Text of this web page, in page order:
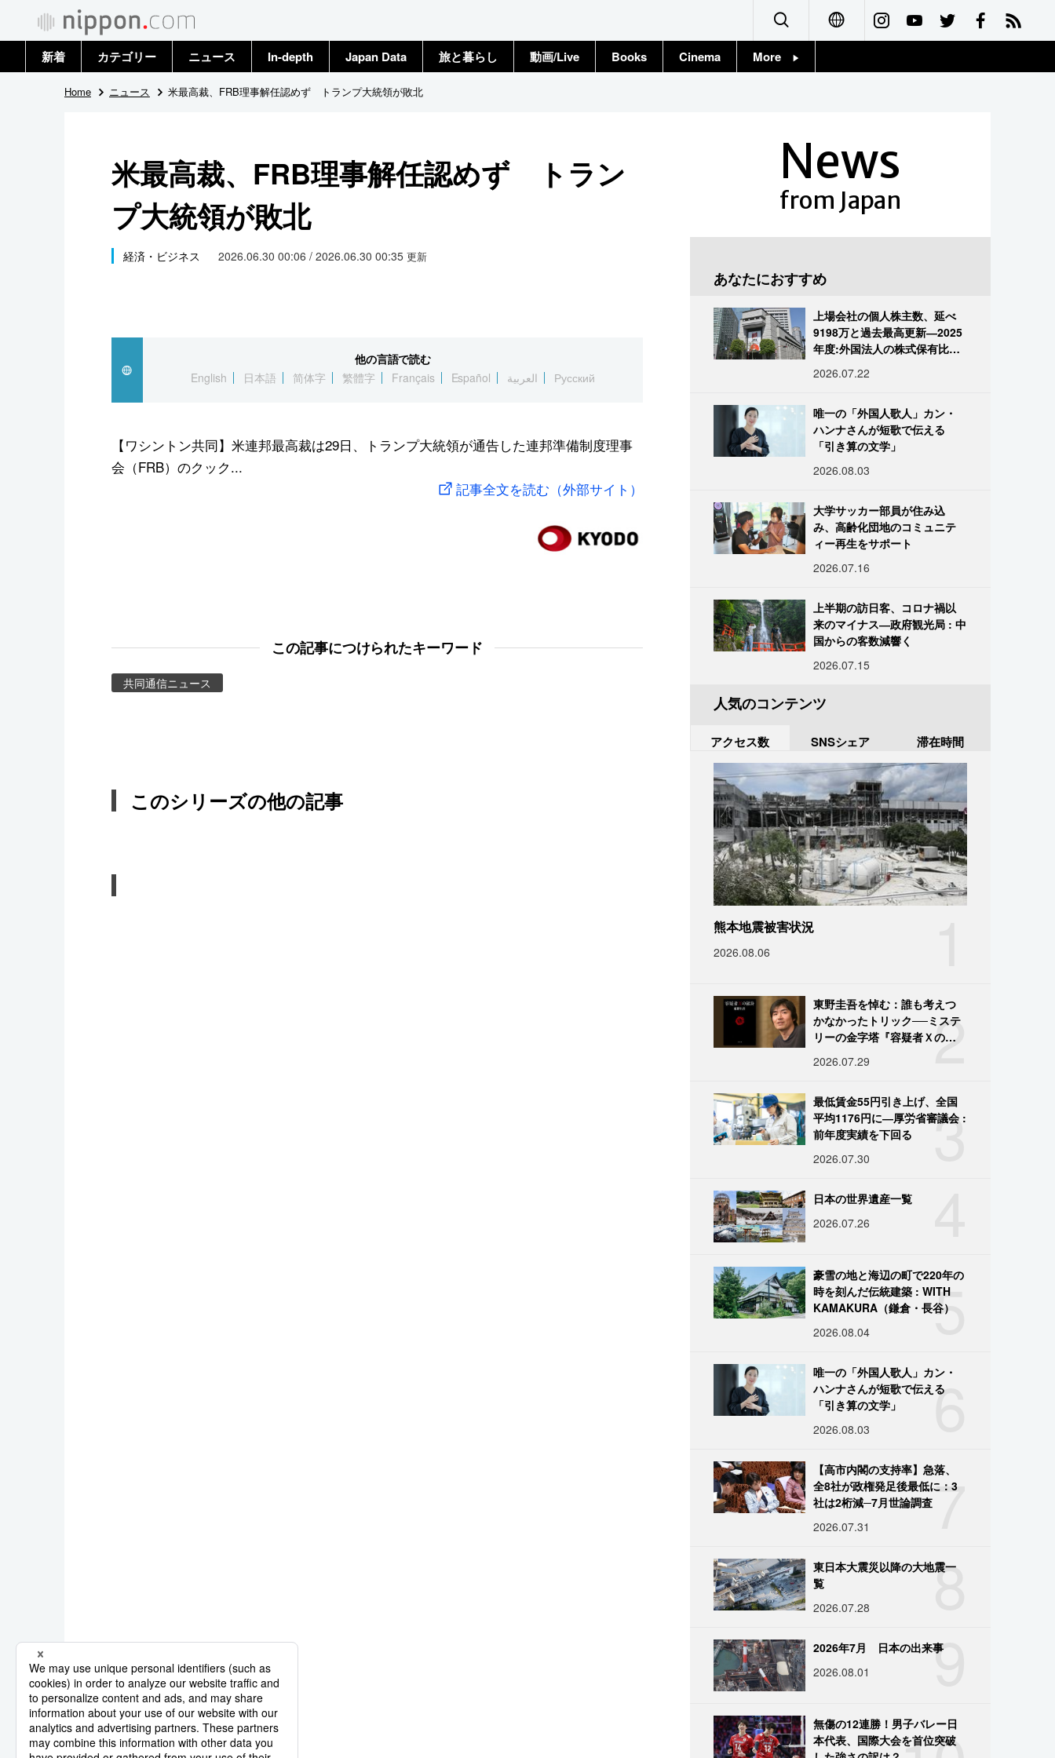
Français
新着 カテゴリー
政治・外交
国際
社会
文化
スポーツ・東京2020
ニュース
トップ
In-depth Japan Data 旅と暮らし 動画/Live Books Cinema More
Home ニュース 米最高裁、FRB理事解任認めず トランプ大統領が敗北
米最高裁、FRB理事解任認めず トラン
プ大統領が敗北
経済・ビジネス 2026.06.30 00:06 / 2026.06.30 00:35 更新
他の言語で読む
English
日本語 简体字 繁體字 Français Español العربية Русский
【ワシントン共同】米連邦最高裁は29日、トランプ大統領が通告した連邦準備制度理事
会（FRB）のクック...
記事全文を読む（外部サイト）
この記事につけられたキーワード
共同通信ニュース
このシリーズの他の記事
News
from Japan
あなたにおすすめ
上場会社の個人株主数、延べ
9198万と過去最高更新―2025
年度:外国法人の株式保有比率
2026.07.22
唯一の「外国人歌人」カン・
ハンナさんが短歌で伝える
「引き算の文学」
2026.08.03
大学サッカー部員が住み込
み、高齢化団地のコミュニテ
ィー再生をサポート
2026.07.16
上半期の訪日客、コロナ禍以
来のマイナス―政府観光局 : 中
国からの客数減響く
2026.07.15
人気のコンテンツ
アクセス数 SNSシェア 滞在時間
熊本地震被害状況
2026.08.06
2
東野圭吾を悼む：誰も考えつ
かなかったトリック──ミステ
リーの金字塔『容疑者Ｘの献
2026.07.29
3
最低賃金55円引き上げ、全国
平均1176円に―厚労省審議会 :
前年度実績を下回る
2026.07.30
日本の世界遺産一覧
2026.07.26
5
豪雪の地と海辺の町で220年の
時を刻んだ伝統建築 : WITH
KAMAKURA（鎌倉・長谷）
2026.08.04
6
唯一の「外国人歌人」カン・
ハンナさんが短歌で伝える
「引き算の文学」
2026.08.03
7
【高市内閣の支持率】急落、
全8社が政権発足後最低に：3
社は2桁減─7月世論調査
2026.07.31
8
東日本大震災以降の大地震一
覧
2026.07.28
9
2026年7月 日本の出来事
2026.08.01
無傷の12連勝！男子バレー日
本代表、国際大会を首位突破